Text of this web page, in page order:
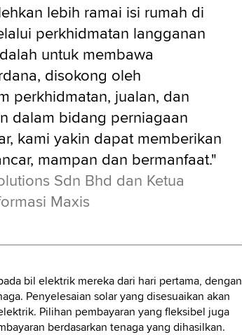
lebih ramai isi rumah di
perkhidmatan langganan
untuk membawa
disokong oleh
perkhidmatan, jualan, dan
dalam bidang perniagaan
kami yakin dapat memberikan
mampan dan bermanfaat."
Sdn Bhd dan Ketua
Maxis
bil elektrik mereka dari hari pertama, dengan
Penyelesaian solar yang disesuaikan akan
Pilihan pembayaran yang fleksibel juga
berdasarkan tenaga yang dihasilkan.